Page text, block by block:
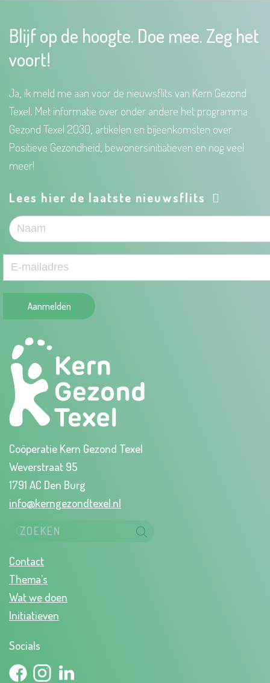
Blijf op de hoogte. Doe mee. Zeg het
voort!
Ja, ik meld me aan voor de nieuwsflits van Kern Gezond
Texel. Met informatie over onder andere het programma
Gezond Texel 2030, artikelen en bijeenkomsten over
Positieve Gezondheid, bewonersinitiatieven en nog veel
meer!
Lees hier de laatste nieuwsflits
Aanmelden
Coöperatie Kern Gezond Texel
Weverstraat 95
1791 AC Den Burg
info@kerngezondtexel.nl
Contact
Thema’s
Wat we doen
Initiatieven
Socials